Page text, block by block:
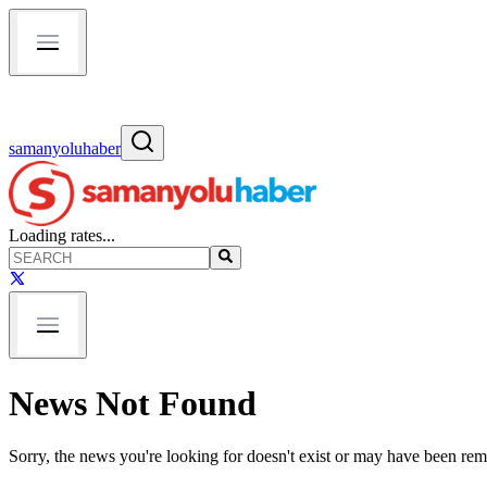
samanyoluhaber
Loading rates...
News Not Found
Sorry, the news you're looking for doesn't exist or may have been